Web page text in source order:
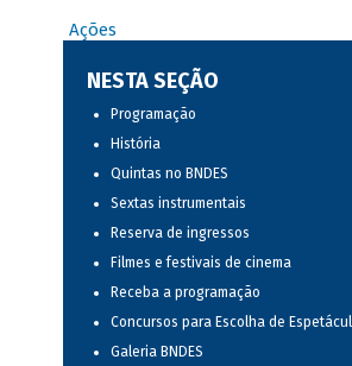
Ações
NESTA SEÇÃO
Programação
História
Quintas no BNDES
Sextas instrumentais
Reserva de ingressos
Filmes e festivais de cinema
Receba a programação
Concursos para Escolha de
Galeria BNDES